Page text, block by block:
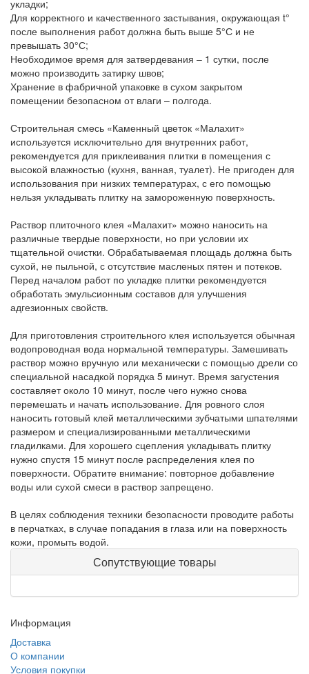
укладки;
Для корректного и качественного застывания, окружающая t°
после выполнения работ должна быть выше 5°С и не
превышать 30°С;
Необходимое время для затвердевания – 1 сутки, после
можно производить затирку швов;
Хранение в фабричной упаковке в сухом закрытом
помещении безопасном от влаги – полгода.
Строительная смесь «Каменный цветок «Малахит»
используется исключительно для внутренних работ,
рекомендуется для приклеивания плитки в помещения с
высокой влажностью (кухня, ванная, туалет). Не пригоден для
использования при низких температурах, с его помощью
нельзя укладывать плитку на замороженную поверхность.
Раствор плиточного клея «Малахит» можно наносить на
различные твердые поверхности, но при условии их
тщательной очистки. Обрабатываемая площадь должна быть
сухой, не пыльной, с отсутствие масленых пятен и потеков.
Перед началом работ по укладке плитки рекомендуется
обработать эмульсионным составов для улучшения
адгезионных свойств.
Для приготовления строительного клея используется обычная
водопроводная вода нормальной температуры. Замешивать
раствор можно вручную или механически с помощью дрели со
специальной насадкой порядка 5 минут. Время загустения
составляет около 10 минут, после чего нужно снова
перемешать и начать использование. Для ровного слоя
наносить готовый клей металлическими зубчатыми шпателями
размером и специализированными металлическими
гладилками. Для хорошего сцепления укладывать плитку
нужно спустя 15 минут после распределения клея по
поверхности. Обратите внимание: повторное добавление
воды или сухой смеси в раствор запрещено.
В целях соблюдения техники безопасности проводите работы
в перчатках, в случае попадания в глаза или на поверхность
кожи, промыть водой.
Сопутствующие товары
Информация
Доставка
О компании
Условия покупки